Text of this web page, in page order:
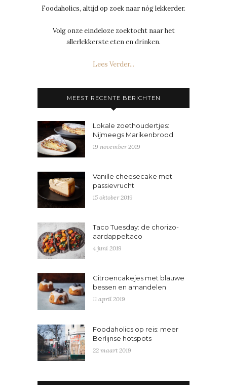
Foodaholics, altijd op zoek naar nóg lekkerder.
Volg onze eindeloze zoektocht naar het
allerlekkerste eten en drinken.
Lees Verder...
MEEST RECENTE BERICHTEN
Lokale zoethoudertjes:
Nijmeegs Marikenbrood
19 november 2019
Vanille cheesecake met
passievrucht
15 oktober 2019
Taco Tuesday: de chorizo-
aardappeltaco
4 juni 2019
Citroencakejes met blauwe
bessen en amandelen
11 april 2019
Foodaholics op reis: meer
Berlijnse hotspots
22 maart 2019